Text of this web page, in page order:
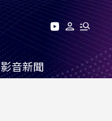
影音新聞